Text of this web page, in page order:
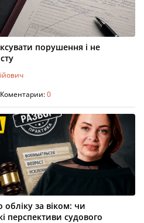
порушення і не
Коментарии:0
за віком: чи
перспективи судового